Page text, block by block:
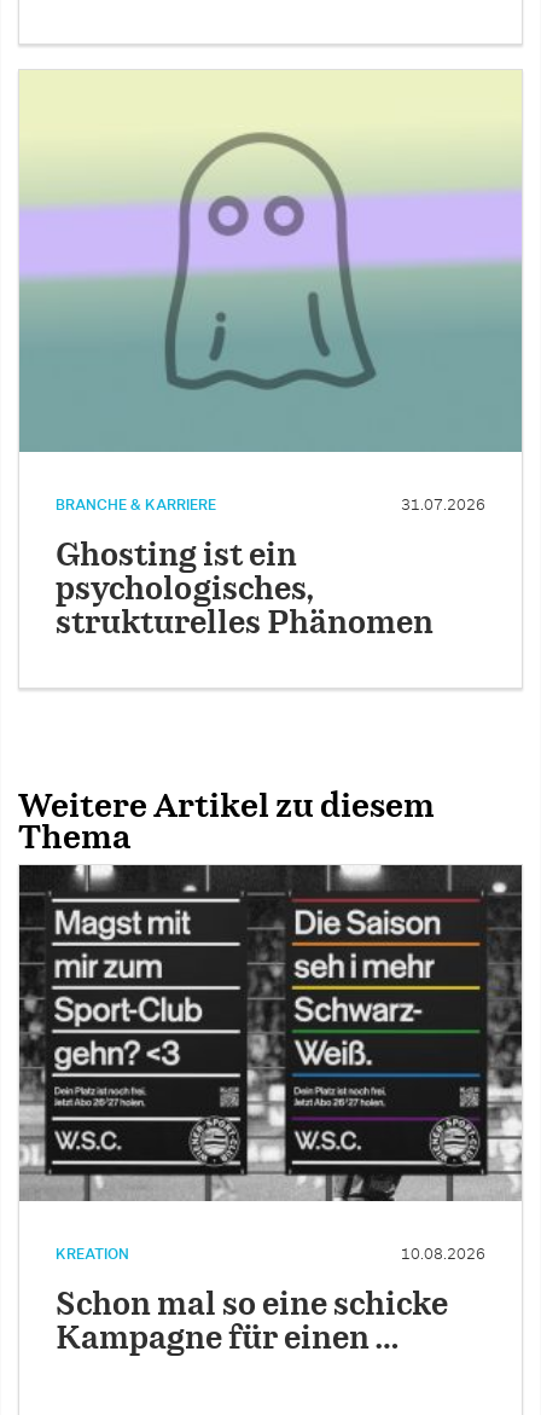
BRANCHE & KARRIERE 31.07.2026
Ghosting ist ein
psychologisches,
strukturelles Phänomen
Weitere Artikel zu diesem
Thema
KREATION 10.08.2026
Schon mal so eine schicke
Kampagne für einen …